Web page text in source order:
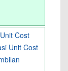
Cost
Unit Cost